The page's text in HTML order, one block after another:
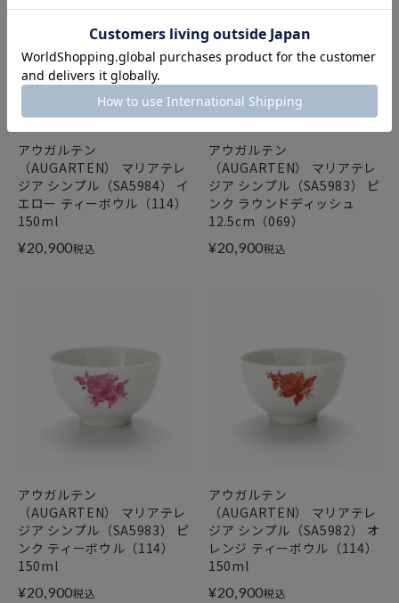
アウガルテン
（AUGARTEN） マリアテレ
ジア シンプル（SA5984） イ
エロー ティーボウル（114）
150ml
¥20,900税込
アウガルテン
（AUGARTEN） マリアテレ
ジア シンプル（SA5983） ピ
ンク ラウンドディッシュ
12.5cm（069）
¥20,900税込
アウガルテン
（AUGARTEN） マリアテレ
ジア シンプル（SA5983） ピ
ンク ティーボウル（114）
150ml
¥20,900税込
アウガルテン
（AUGARTEN） マリアテレ
ジア シンプル（SA5982） オ
レンジ ティーボウル（114）
150ml
¥20,900税込